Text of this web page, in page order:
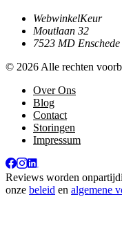
WebwinkelKeur
Moutlaan 32
7523 MD Enschede
© 2026 Alle rechten
Over Ons
Blog
Contact
Storingen
Impressum
Reviews worden
onze beleid en algemene